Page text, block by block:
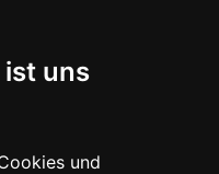
uns
und